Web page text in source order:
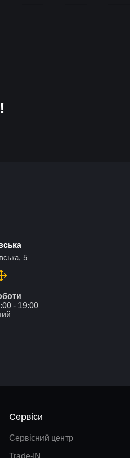
5
- 19:00
Сервіси
Сервісний центр
Trade-IN